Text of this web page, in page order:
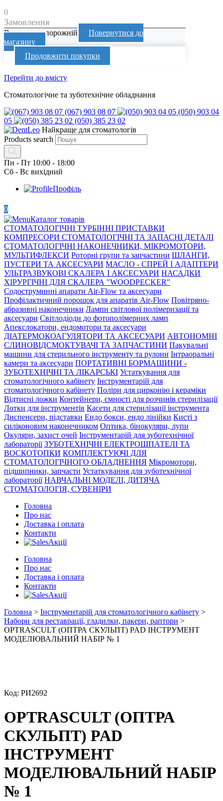
0
Замовлення
Ваш кошик порожній
Повернутися до
магазину
Продовжити покупки
Перейти до вмісту
Стоматологічне та зуботехнічне обладнання
(067) 903 08 07
(050) 903 04
05
(050) 385 23 02
Найкраще для стоматологів
Products search
Пн - Пт 10:00 - 18:00
Сб - Вс вихідний
Профіль
0
Каталог товарів
СТОМАТОЛОГІЧНІ ТУРБІННІ ПРИСТАВКИ
КОМПРЕСОРИ СТОМАТОЛОГІЧНІ ТА ЗАПАСНІ ДЕТАЛІ
СТОМАТОЛОГІЧНІ НАКОНЕЧНИКИ, МІКРОМОТОРИ,
МУЛЬТИФЛЕКСИ Роторні групи та запчастини ШЛАНГИ,
ПУСТЕРИ ТА АКСЕСУАРИ МАСЛО - СПРЕЙ І АДАПТЕРИ
УЛЬТРАЗВУКОВІ СКАЛЕРА І АКСЕСУАРИ НАСАДКИ
ХІРУРГІЧНІ ДЛЯ СКАЛЕРА "WOODPECKER"
Содоструминні апарати Air-Flow та аксесуари
Профілактичний порошок для апаратів Air-Flow Повітряно-
абразивні наконечники Лампи світлової полімеризації та
аксесуари Світлодіоди до фотополімерних ламп
Апекслокатори, ендомотори та аксесуари
ДІАТЕРМОКОАГУЛЯТОРИ ТА АКСЕСУАРИ АВТОНОМНІ
СЛИНОВІДСМОКТУВАЧІ ТА ЗАПЧАСТИНИ Пакувальні
машини для стерильного інструменту та рулони Інтраоральні
камери та аксесуари ПОРТАТИВНІ БОРМАШИНИ -
ЗУБОТЕХНІЧНІ ТА ЛІКАРСЬКІ Устаткування для
стоматологічного кабінету Інструментарій для
стоматологічного кабінету Поліри для цирконію і кераміки
Відтисні ложки Контейнери, ємності для розчинів стерилізації
Лотки для інструментів Касети для стерилізації інструмента
Диспенсери, підставки Ендо бокси, ендо лінійки Кисті з
силіконовим наконечником Оптика, бінокуляри, лупи
Окуляри, захист очей Інструментарій для зуботехнічної
лабораторії ЗУБОТЕХНІЧНІ ЕЛЕКТРОШПАТЕЛІ ТА
ВОСКОТОПКИ КОМПЛЕКТУЮЧІ ДЛЯ
СТОМАТОЛОГІЧНОГО ОБЛАДНЕННЯ Мікромотори,
підшипники, запчасти Устаткування для зуботехнічної
лабораторії НАВЧАЛЬНІ МОДЕЛІ, ДИТЯЧА
СТОМАТОЛОГІЯ, СУВЕНІРИ
Головна
Про нас
Доставка і оплата
Контакти
Акції
Головна
Про нас
Доставка і оплата
Контакти
Акції
Головна > Інструментарій для стоматологічного кабінету >
Набори для реставрації, гладилки, пакери, раптори >
OPTRASCULT (ОПТРА СКУЛЬПТ) PAD ІНСТРУМЕНТ
МОДЕЛЮВАЛЬНИЙ НАБІР № 1
Код: РИ2692
OPTRASCULT (ОПТРА
СКУЛЬПТ) PAD
ІНСТРУМЕНТ
МОДЕЛЮВАЛЬНИЙ НАБІР
№ 1